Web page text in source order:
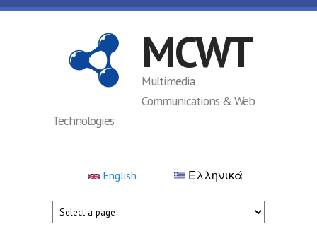
Παράκαμψη προς το κυρίως περιεχόμενο
MCWT
Multimedia
Communications & Web
Technologies
English Ελληνικά